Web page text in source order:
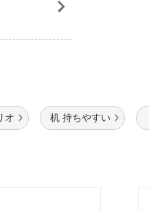
オ 机 持ちやすい